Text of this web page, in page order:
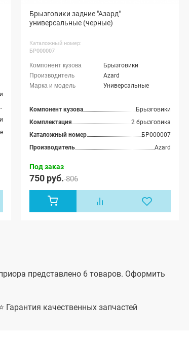
Брызговики задние "Азард"
универсальные (черные)
Каталожный номер:
БР000007
Брызговики
Azard
Универсальные
Компонент кузова
Брызговики
Комплектация
2 брызговика
Каталожный номер
БР000007
Производитель
Azard
Под заказ
750 руб.806
представлено 6 товаров. Оформить
Гарантия качественных запчастей